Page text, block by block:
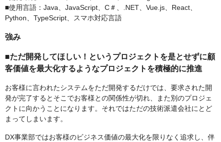
■使用言語：Java、JavaScript、C＃、.NET、Vue.js、React、
Python、TypeScript、スマホ対応言語
強み
■ただ開発してほしい！というプロジェクトを是とせずに顧
客価値を最大化するようなプロジェクトを積極的に推進
お客様に言われたシステムをただ開発するだけでは、要求された開
発が完了するとそこでお客様との関係性が切れ、また別のプロジェ
クトに向かうことになります。それではただの技術派遣会社にとど
まってしまいます。
DX事業部ではお客様のビジネス価値の最大化を限りなく追求し、伴